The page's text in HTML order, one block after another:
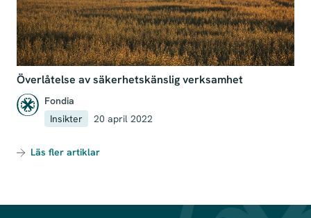
Överlåtelse av säkerhetskänslig verksamhet
Fondia
Insikter
20 april 2022
Läs fler artiklar